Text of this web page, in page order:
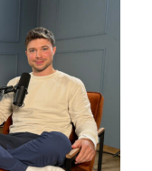
– DER
UND